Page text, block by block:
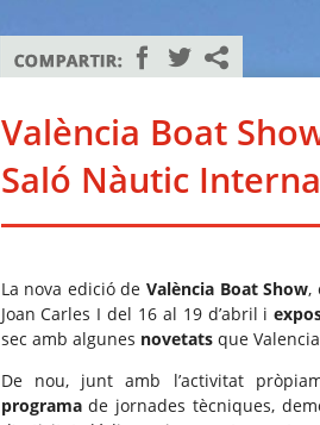
València Boat
Saló Nàutic
La nova edició de València Boat Show,
Joan Carles I del 16 al 19 d’abril i
sec amb algunes novetatsque
De nou, junt amb l’activitat
programade jornades tècniques,